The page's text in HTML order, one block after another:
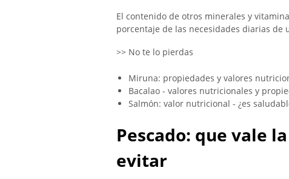
El contenido de otros minerales y
porcentaje de las necesidades diarias de
>> No te lo pierdas
Miruna: propiedades y valores
Bacalao - valores nutricionales y
Salmón: valor nutricional - ¿es
Pescado: que vale
evitar